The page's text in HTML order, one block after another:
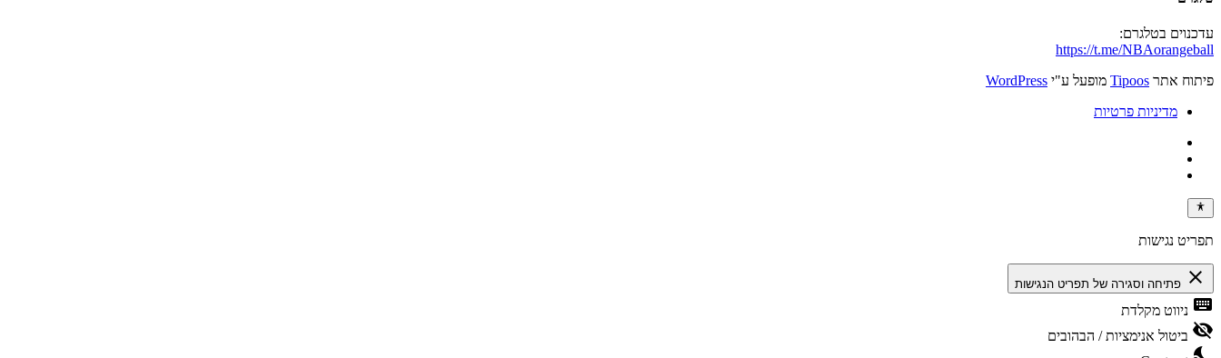
עדכנוים בטלגרם:
https://t.me/NBAorangeball
פיתוח אתר Tipoos מופעל ע"י WordPress
מדיניות פרטיות
תפריט נגישות
close פתיחה וסגירה של תפריט הנגישות
keyboard ניווט מקלדת
visibility_off ביטול אנימציות / הבהובים